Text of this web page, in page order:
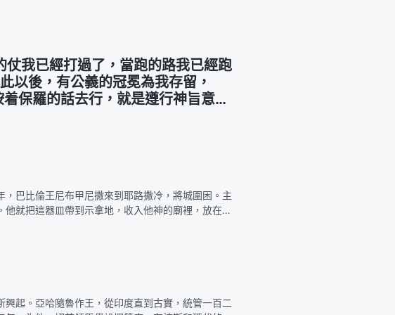
仗我已經打過了，當跑的路我已經跑
以後，有公義的冠冕為我存留，
保羅的話去行，就是遵行神旨意，
巴比倫王尼布甲尼撒來到耶路撒冷，將城圍困。主
就把這器皿帶到示拿地，收入他神的廟裡，放在他
起。亞哈隨魯作王，從印度直到古實，統管一百二